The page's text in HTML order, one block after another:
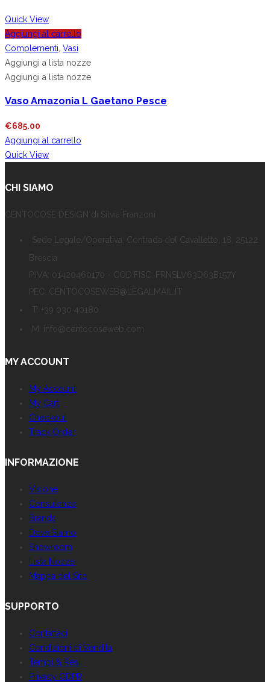
Quick View
Aggiungi al carrello
Complementi Vasi
Aggiungi a lista nozze
Aggiungi a lista nozze
Vaso Amazonia L Gaetano Pesce
€685.00
Aggiungi al carrello
Quick View
CHI SIAMO
CENTOCOSE DESIGN di Silvia Franzoni
Sede Legale/Operativa: Contrada del Cavalletto, 18, 25122
Brescia
P.IVA: 01420460170 - COD.FISC: FRNSLV63D63B157Y
PEC: CENTOCOSEWEB@LEGALMAIL.IT
T: +39 030 40180
M: info@centocoseweb.com
MY ACCOUNT
My Account
My Cart
Checkout
Track Order
INFORMAZIONE
Visione
Consulenze
Brands
Dove Siamo
Showroom
Lista Nozze
Mappa del Sito
SUPPORTO
Contattaci
Condizioni di Vendita
Tempi & Resi
Privacy GDPR